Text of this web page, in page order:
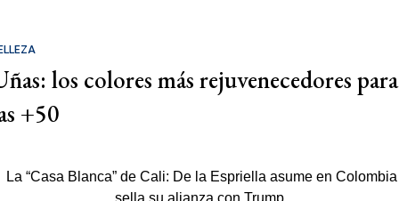
los colores más rejuvenecedores para
+50